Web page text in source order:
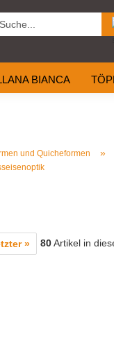
BIANCA
und Quicheformen »
» 80Artikel in